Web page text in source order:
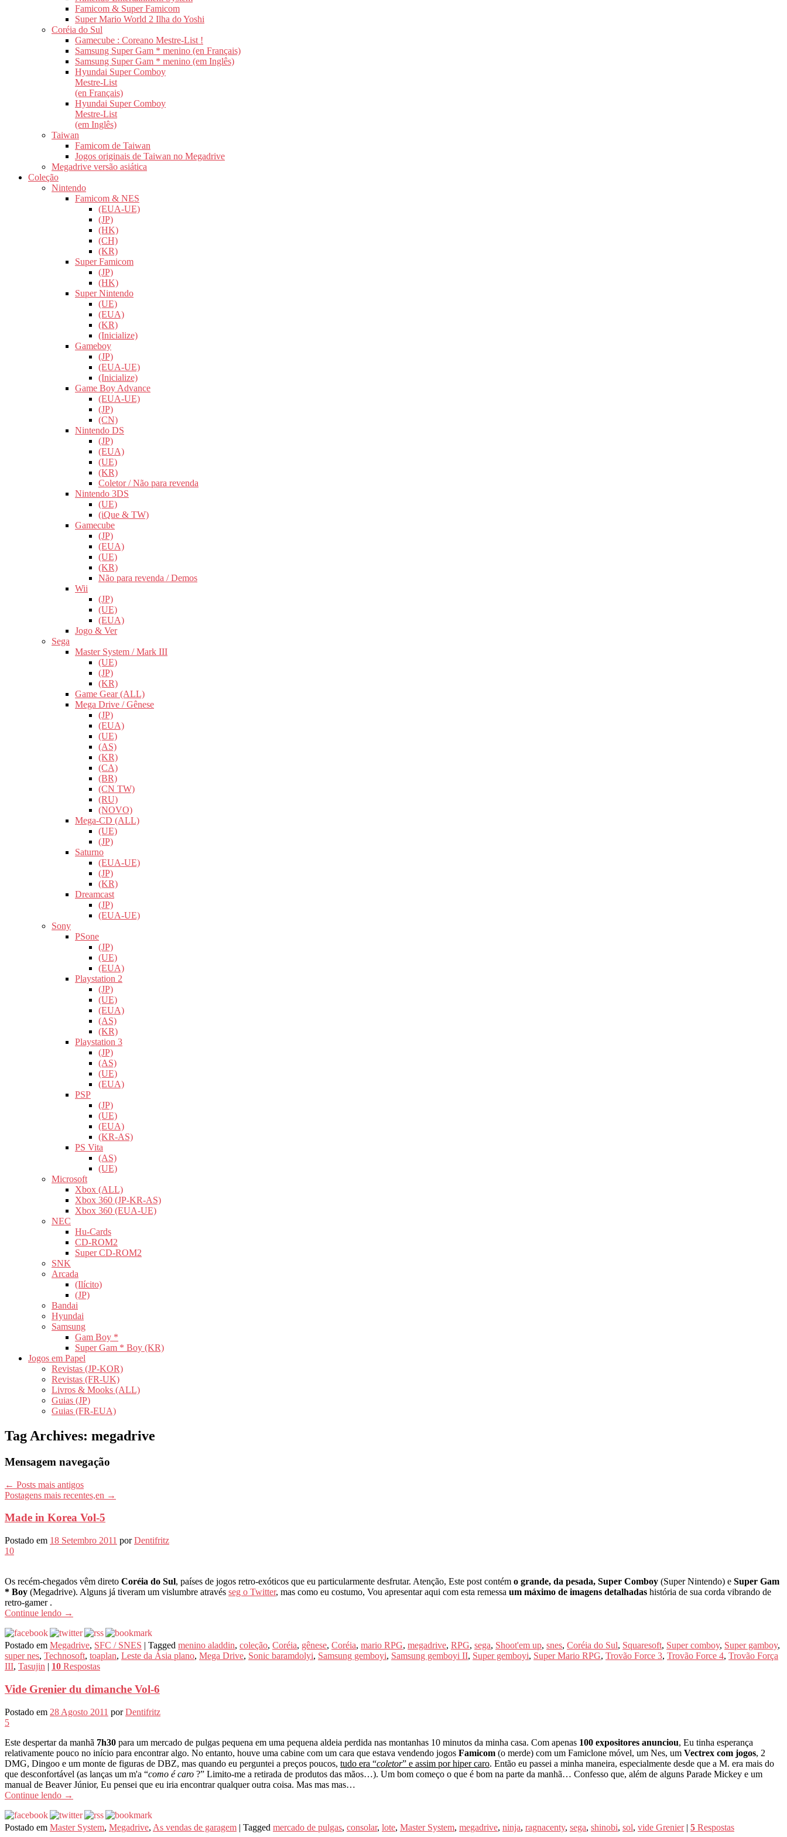
Famicom & Super Famicom
Super Mario World 2 Ilha do Yoshi
Coréia do Sul
Gamecube : Coreano Mestre-List !
Samsung Super Gam * menino (en Français)
Samsung Super Gam * menino (em Inglês)
Hyundai Super Comboy
Mestre-List
(en Français)
Hyundai Super Comboy
Mestre-List
(em Inglês)
Taiwan
Famicom de Taiwan
Jogos originais de Taiwan no Megadrive
Megadrive versão asiática
Coleção
Nintendo
Famicom & NES
(EUA-UE)
(JP)
(HK)
(CH)
(KR)
Super Famicom
(JP)
(HK)
Super Nintendo
(UE)
(EUA)
(KR)
(Inicialize)
Gameboy
(JP)
(EUA-UE)
(Inicialize)
Game Boy Advance
(EUA-UE)
(JP)
(CN)
Nintendo DS
(JP)
(EUA)
(UE)
(KR)
Coletor / Não para revenda
Nintendo 3DS
(UE)
(iQue & TW)
Gamecube
(JP)
(EUA)
(UE)
(KR)
Não para revenda / Demos
Wii
(JP)
(UE)
(EUA)
Jogo & Ver
Sega
Master System / Mark III
(UE)
(JP)
(KR)
Game Gear (ALL)
Mega Drive / Gênese
(JP)
(EUA)
(UE)
(AS)
(KR)
(CA)
(BR)
(CN TW)
(RU)
(NOVO)
Mega-CD (ALL)
(UE)
(JP)
Saturno
(EUA-UE)
(JP)
(KR)
Dreamcast
(JP)
(EUA-UE)
Sony
PSone
(JP)
(UE)
(EUA)
Playstation 2
(JP)
(UE)
(EUA)
(AS)
(KR)
Playstation 3
(JP)
(AS)
(UE)
(EUA)
PSP
(JP)
(UE)
(EUA)
(KR-AS)
PS Vita
(AS)
(UE)
Microsoft
Xbox (ALL)
Xbox 360 (JP-KR-AS)
Xbox 360 (EUA-UE)
NEC
Hu-Cards
CD-ROM2
Super CD-ROM2
SNK
Arcada
(Ilícito)
(JP)
Bandai
Hyundai
Samsung
Gam Boy *
Super Gam * Boy (KR)
Jogos em Papel
Revistas (JP-KOR)
Revistas (FR-UK)
Livros & Mooks (ALL)
Guias (JP)
Guias (FR-EUA)
Tag Archives: megadrive
Mensagem navegação
← Posts mais antigos
Postagens mais recentes,en →
Made in Korea Vol-5
Postado em 18 Setembro 2011 porDentifritz
10
Os recém-chegados vêm direto Coréia do Sul, países de jogos retro-exóticos que eu particularmente desfrutar. Atenção, Este post contém o grande, da pesada, Super Comboy (Super Nintendo) e Super Gam
* Boy (Megadrive). Alguns já tiveram um vislumbre através seg o Twitter, mas como eu costumo, Vou apresentar aqui com esta remessa um máximo de imagens detalhadas história de sua corda vibrando de
retro-gamer .
Continue lendo →
Postado em Megadrive, SFC / SNES | Tagged menino aladdin, coleção, Coréia, gênese, Coréia, mario RPG, megadrive, RPG, sega, Shoot'em up, snes, Coréia do Sul, Squaresoft, Super comboy, Super gamboy,
super nes, Technosoft, toaplan, Leste da Ásia plano, Mega Drive, Sonic baramdolyi, Samsung gemboyi, Samsung gemboyi II, Super gemboyi, Super Mario RPG, Trovão Force 3, Trovão Force 4, Trovão Força
III, Tasujin | 10 Respostas
Vide Grenier du dimanche Vol-6
Postado em 28 Agosto 2011 porDentifritz
5
Este despertar da manhã 7h30 para um mercado de pulgas pequena em uma pequena aldeia perdida nas montanhas 10 minutos da minha casa. Com apenas 100 expositores anunciou, Eu tinha esperança
relativamente pouco no início para encontrar algo. No entanto, houve uma cabine com um cara que estava vendendo jogos Famicom (o merde) com um Famiclone móvel, um Nes, um Vectrex com jogos, 2
DMG, Dingoo e um monte de figuras de DBZ, mas quando eu perguntei a preços poucos, tudo era “coletor” e assim por hiper caro. Então eu passei a minha maneira, especialmente desde que a M. era mais do
que desconfortável (as lanças um m'a “como é caro ?” Limito-me a retirada de produtos das mãos…). Um bom começo o que é bom na parte da manhã… Confesso que, além de alguns Parade Mickey e um
manual de Beaver Júnior, Eu pensei que eu iria encontrar qualquer outra coisa. Mas mas mas…
Continue lendo →
Postado em Master System, Megadrive, As vendas de garagem | Tagged mercado de pulgas, consolar, lote, Master System, megadrive, ninja, ragnacenty, sega, shinobi, sol, vide Grenier | 5 Respostas